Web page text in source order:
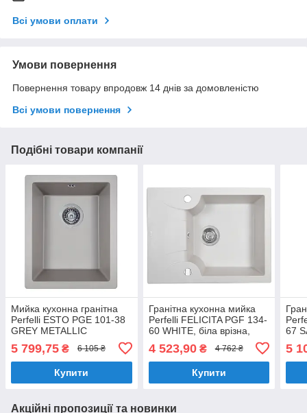
Всі умови оплати
Умови повернення
Повернення товару впродовж 14 днів за домовленістю
Всі умови повернення
Подібні товари компанії
Мийка кухонна гранітна
Perfelli ESTO PGE 101-38
GREY METALLIC
5 799,75 ₴ 6 105 ₴
Купити
Гранітна кухонна мийка
Perfelli FELICITA PGF 134-
60 WHITE, біла врізна,
4 523,90₴ 4 762 ₴
Купити
67
5
Акційні пропозиції та новинки